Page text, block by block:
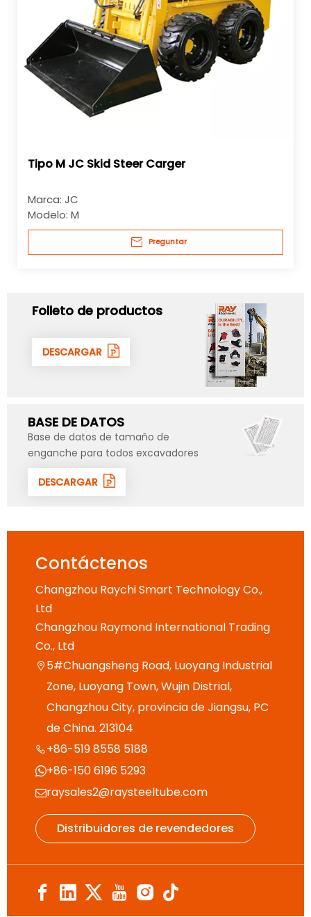
Tipo M JC Skid Steer Carger
Marca: JC
Modelo: M
Preguntar
Folleto de productos
DESCARGAR
BASE DE DATOS
Base de datos de tamaño de
enganche para todos excavadores
DESCARGAR
Contáctenos
Changzhou Raychi Smart Technology Co.,
Ltd
Changzhou Raymond International Trading
Co., Ltd
 5#Chuangsheng Road, Luoyang Industrial
Zone, Luoyang Town, Wujin Distrial,
Changzhou City, provincia de Jiangsu, PC
de China. 213104
+86-519 8558 5188
+86-150 6196 5293
raysales2@raysteeltube.com
Distribuidores de revendedores